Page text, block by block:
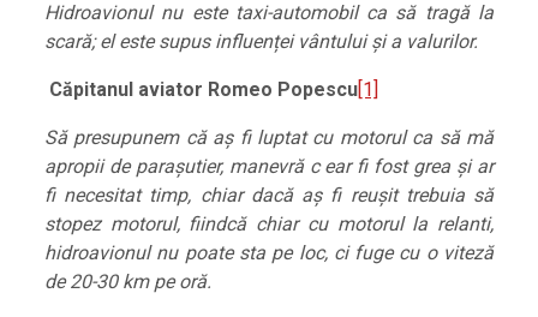
Hidroavionul nu este taxi-automobil ca să tragă la
scară; el este supus influenței vântului și a valurilor.
Căpitanul aviator Romeo Popescu [1]
Să presupunem că aș fi luptat cu motorul ca să mă
apropii de parașutier, manevră c ear fi fost grea și ar
fi necesitat timp, chiar dacă aș fi reușit trebuia să
stopez motorul, fiindcă chiar cu motorul la relanti,
hidroavionul nu poate sta pe loc, ci fuge cu o viteză
de 20-30 km pe oră.